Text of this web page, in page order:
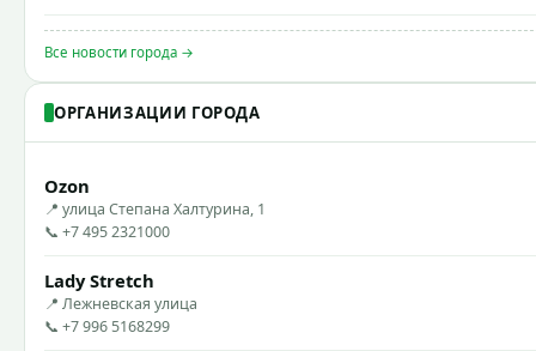
Все новости города →
ОРГАНИЗАЦИИ ГОРОДА
Ozon
📍 улица Степана Халтурина, 1
📞 +7 495 2321000
Lady Stretch
📍 Лежневская улица
📞 +7 996 5168299